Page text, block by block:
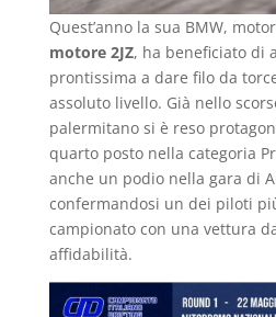
Quest’anno la sua BMW,
motore 2JZ, ha beneficiato di
prontissima a dare filo da
assoluto livello. Già nello
palermitano si è reso
quarto posto nella categoria
anche un podio nella gara di
confermandosi un dei piloti
campionato con una vettura
affidabilità.